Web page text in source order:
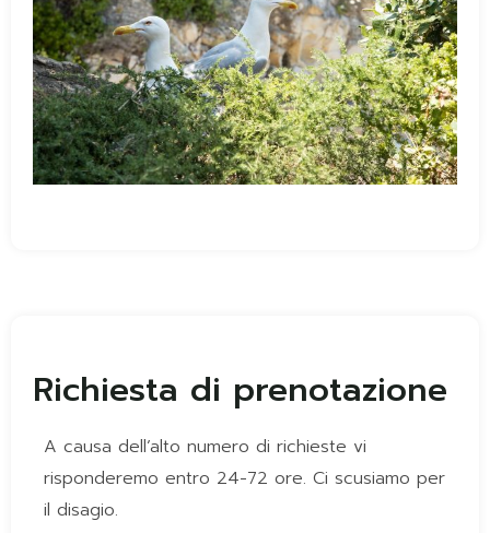
Richiesta di prenotazione
A causa dell’alto numero di richieste vi
risponderemo entro 24-72 ore. Ci scusiamo per
il disagio.